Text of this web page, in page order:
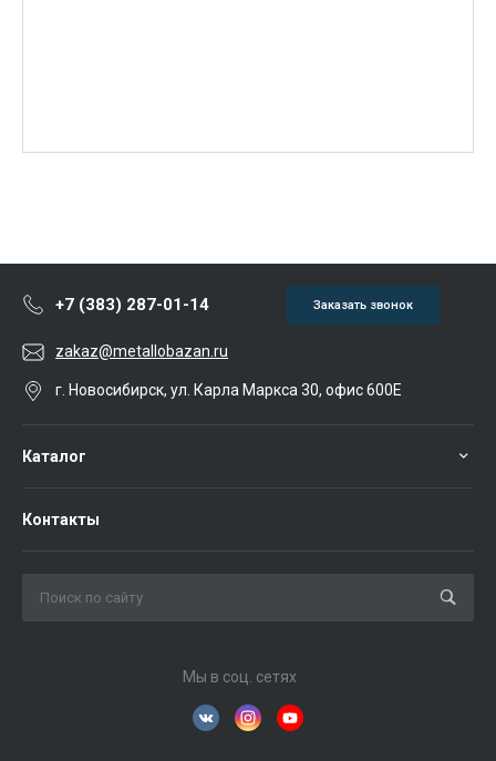
+7 (383) 287-01-14 Заказать звонок
zakaz@metallobazan.ru
г. Новосибирск, ул. Карла Маркса 30, офис 600Е
Каталог
Контакты
Мы в соц. сетях